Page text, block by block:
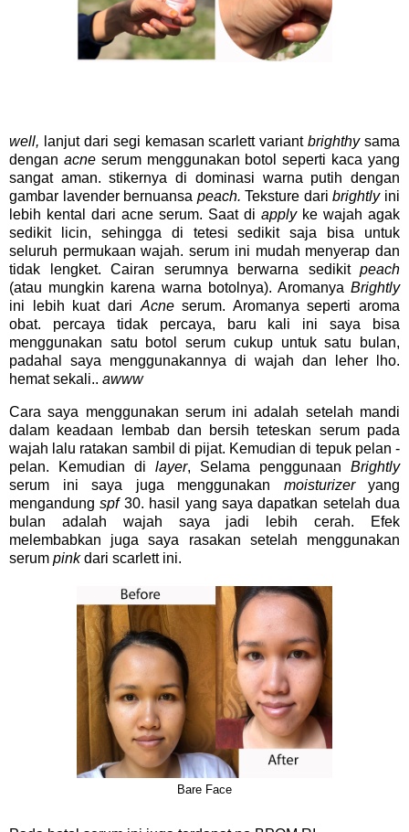
well, lanjut dari segi kemasan scarlett variantbrighthysama
dengan acneserum menggunakan botol seperti kaca yang
sangat aman. stikernya di dominasi warna putih dengan
gambar lavender bernuansa peach. Teksture daribrightlyini
lebih kental dari acne serum. Saat di applyke wajah agak
sedikit licin, sehingga di tetesi sedikit saja bisa untuk
seluruh permukaan wajah. serum ini mudah menyerap dan
tidak lengket. Cairan serumnya berwarna sedikit peach
(atau mungkin karena warna botolnya). Aromanya Brightly
ini lebih kuat dari Acneserum. Aromanya seperti aroma
obat. percaya tidak percaya, baru kali ini saya bisa
menggunakan satu botol serum cukup untuk satu bulan,
padahal saya menggunakannya di wajah dan leher lho.
hemat sekali.. awww
Cara saya menggunakan serum ini adalah setelah mandi
dalam keadaan lembab dan bersih teteskan serum pada
wajah lalu ratakan sambil di pijat. Kemudian di tepuk pelan -
pelan. Kemudian di layer, Selama penggunaan Brightly
serum ini saya juga menggunakan moisturizeryang
mengandungspf30. hasil yang saya dapatkan setelah dua
bulan adalah wajah saya jadi lebih cerah. Efek
melembabkan juga saya rasakan setelah menggunakan
serum pinkdari scarlett ini.
Bare Face